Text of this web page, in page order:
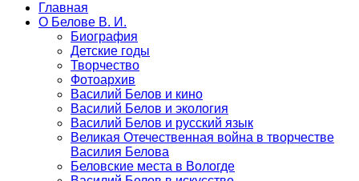
Главная
О Белове В. И.
Биография
Детские годы
Творчество
Фотоархив
Василий Белов и кино
Василий Белов и экология
Василий Белов и русский язык
Великая Отечественная война в творчестве
Василия Белова
Беловские места в Вологде